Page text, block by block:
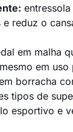
reduz o
em malha
em uso
borracha
tipos de
esportivo e